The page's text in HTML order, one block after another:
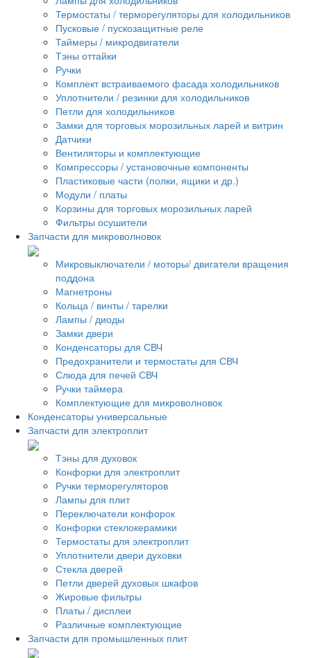
Термостаты / терморегуляторы для холодильников
Пусковые / пускозащитные реле
Таймеры / микродвигатели
Тэны оттайки
Ручки
Комплект встраиваемого фасада холодильников
Уплотнители / резинки для холодильников
Петли для холодильников
Замки для торговых морозильных ларей и витрин
Датчики
Вентиляторы и комплектующие
Компрессоры / установочные компоненты
Пластиковые части (полки, ящики и др.)
Модули / платы
Корзины для торговых морозильных ларей
Фильтры осушители
Запчасти для микроволновок
Микровыключатели / моторы/ двигатели вращения
поддона
Магнетроны
Кольца / винты / тарелки
Лампы / диоды
Замки двери
Конденсаторы для СВЧ
Предохранители и термостаты для СВЧ
Слюда для печей СВЧ
Ручки таймера
Комплектующие для микроволновок
Конденсаторы универсальные
Запчасти для электроплит
Тэны для духовок
Конфорки для электроплит
Ручки терморегуляторов
Лампы для плит
Переключатели конфорок
Конфорки стеклокерамики
Термостаты для электроплит
Уплотнители двери духовки
Стекла дверей
Петли дверей духовых шкафов
Жировые фильтры
Платы / дисплеи
Различные комплектующие
Запчасти для промышленных плит